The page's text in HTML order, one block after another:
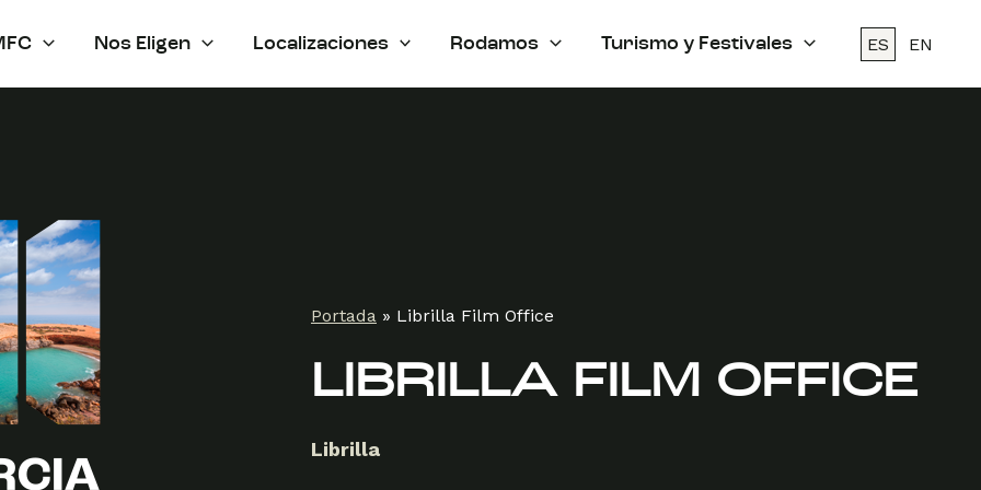
Nos Eligen Localizaciones Rodamos Turismo y Festivales ES EN
Portada » Librilla Film Office
LIBRILLA FILM OFFICE
Librilla